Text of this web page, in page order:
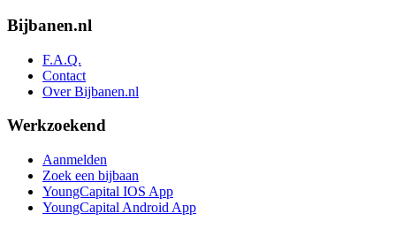
Bijbanen.nl
F.A.Q.
Contact
Over Bijbanen.nl
Werkzoekend
Aanmelden
Zoek een bijbaan
YoungCapital IOS App
YoungCapital Android App